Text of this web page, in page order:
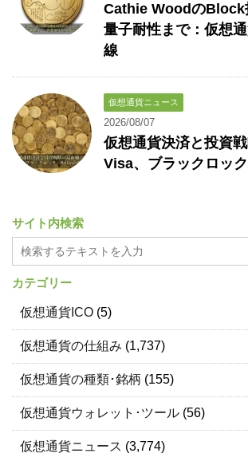
Cathie WoodのBlock
量子耐性まで：仮想
線
仮想通貨ニュース
2026/08/07
仮想通貨決済と投資
Visa、ブラックロッ
サイト内検索
カテゴリー
仮想通貨ICO (5)
仮想通貨の仕組み (1,737)
仮想通貨の種類･銘柄 (155)
仮想通貨ウォレット･ツール (56)
仮想通貨ニュース (3,774)